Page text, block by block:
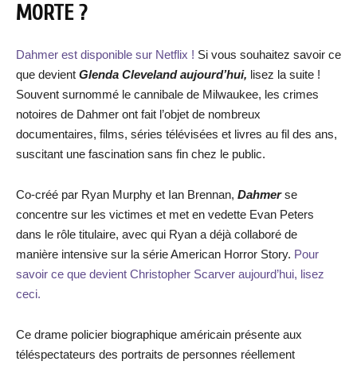
MORTE ?
Dahmer est disponible sur Netflix ! Si vous souhaitez savoir ce
que devient Glenda Cleveland aujourd’hui, lisez la suite !
Souvent surnommé le cannibale de Milwaukee, les crimes
notoires de Dahmer ont fait l’objet de nombreux
documentaires, films, séries télévisées et livres au fil des ans,
suscitant une fascination sans fin chez le public.
Co-créé par Ryan Murphy et Ian Brennan, Dahmerse
concentre sur les victimes et met en vedette Evan Peters
dans le rôle titulaire, avec qui Ryan a déjà collaboré de
manière intensive sur la série American Horror Story. Pour
savoir ce que devient Christopher Scarver aujourd’hui, lisez
ceci.
Ce drame policier biographique américain présente aux
téléspectateurs des portraits de personnes réellement